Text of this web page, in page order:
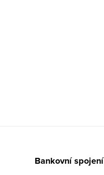
Bankovní spojení